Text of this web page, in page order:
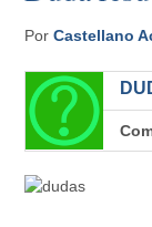
PorCastellano